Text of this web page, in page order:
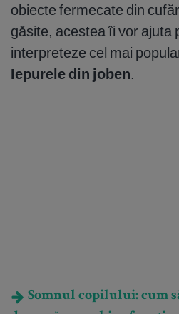
obiecte fermecate din
găsite, acestea îi vor ajuta
interpreteze cel mai
Iepurele din joben.
Somnul copilului: cum